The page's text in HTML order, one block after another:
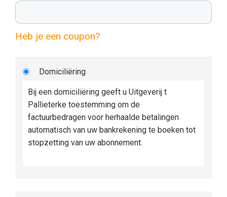
Heb je een coupon?
Domiciliëring
Bij een domiciliëring geeft u Uitgeverij t
Pallieterke toestemming om de
factuurbedragen voor herhaalde betalingen
automatisch van uw bankrekening te boeken tot
stopzetting van uw abonnement.